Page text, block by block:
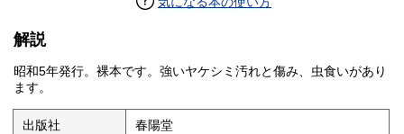
解説
昭和5年発行。裸本です。強いヤケシミ汚れと傷み、虫食いがあり
ます。
出版社 春陽堂